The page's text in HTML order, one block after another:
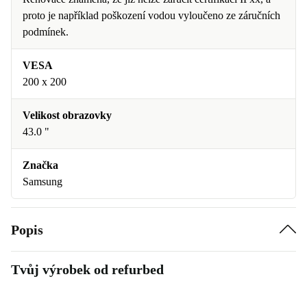
proto je například poškození vodou vyloučeno ze záručních
podmínek.
VESA
200 x 200
Velikost obrazovky
43.0 "
Značka
Samsung
Popis
Tvůj výrobek od refurbed